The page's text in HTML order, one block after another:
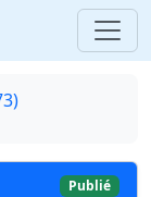
Publié